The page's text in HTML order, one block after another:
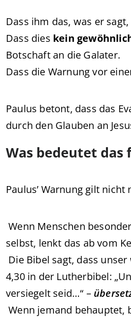
Dass ihm das, was er sagt,
Dass dies kein
Botschaft an die Galater.
Dass die Warnung vor
Paulus betont, dass das
durch den Glauben an
Was bedeutet das
Paulus’ Warnung gilt
Wenn Menschen
selbst, lenkt das ab vom
Die Bibel sagt, dass
4,30 in der Lutherbibel:
versiegelt seid…“ –
Wenn jemand behauptet,